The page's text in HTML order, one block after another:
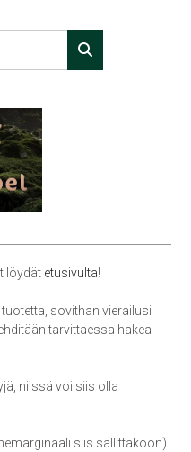
löydät etusivulta!
sovithan vierailusi
tarvittaessa hakea
niissä voi siis olla
siis sallittakoon).